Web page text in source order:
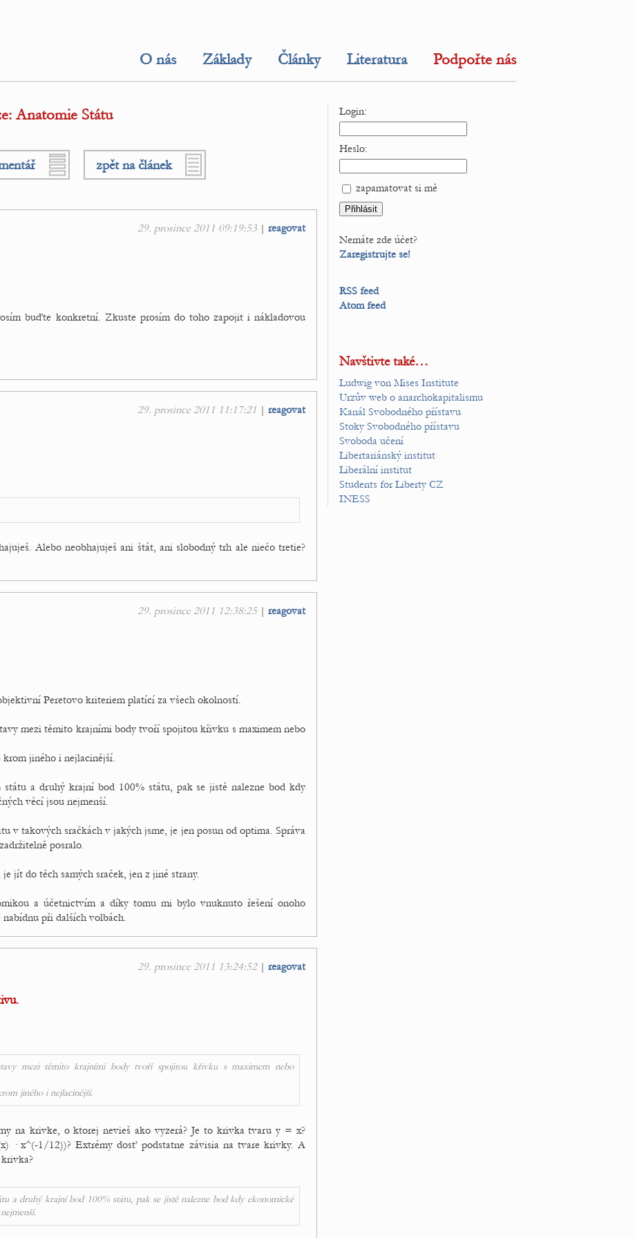
O nás Základy Články Literatura Podpořte nás
Anatomie Státu
zpět na článek
29. prosince 2011 09:19:53 | reagovat
buďte konkretní. Zkuste prosím do toho zapojit i nákladovou
29. prosince 2011 11:17:21 | reagovat
Alebo neobhajuješ ani štát, ani slobodný trh ale niečo tretie?
29. prosince 2011 12:38:25| reagovat
Peretovo kriteriem platící za všech okolností.
mezi těmito krajními body tvoří spojitou křivku s maximem nebo
jiného i nejlacinější.
a druhý krajní bod 100% státu, pak se jistě nalezne bod kdy
věcí jsou nejmenší.
v takových sračkách v jakých jsme, je jen posun od optima. Správa
posralo.
jít do těch samých sraček, jen z jiné strany.
a účetnictvím a díky tomu mi bylo vnuknuto řešení onoho
při dalších volbách.
29. prosince 2011 13:24:52| reagovat
mezi těmito krajními body tvoří spojitou křivku s maximem nebo
jiného i nejlacinější.
na krivke, o ktorej nevieš ako vyzerá? Je to krivka tvaru y = x?
· x^(-1/12))? Extrémy dosť podstatne závisia na tvare krivky. A
a druhý krajní bod 100% státu, pak se jistě nalezne bod kdy ekonomické
Login:
Heslo:
zapamatovat si mě
Nemáte zde účet?
Zaregistrujte se!
RSS feed
Atom feed
Navštivte také…
Ludwig von Mises Institute
Urzův web o anarchokapitalismu
Kanál Svobodného přístavu
Stoky Svobodného přístavu
Svoboda učení
Libertariánský institut
Liberální institut
Students for Liberty CZ
INESS